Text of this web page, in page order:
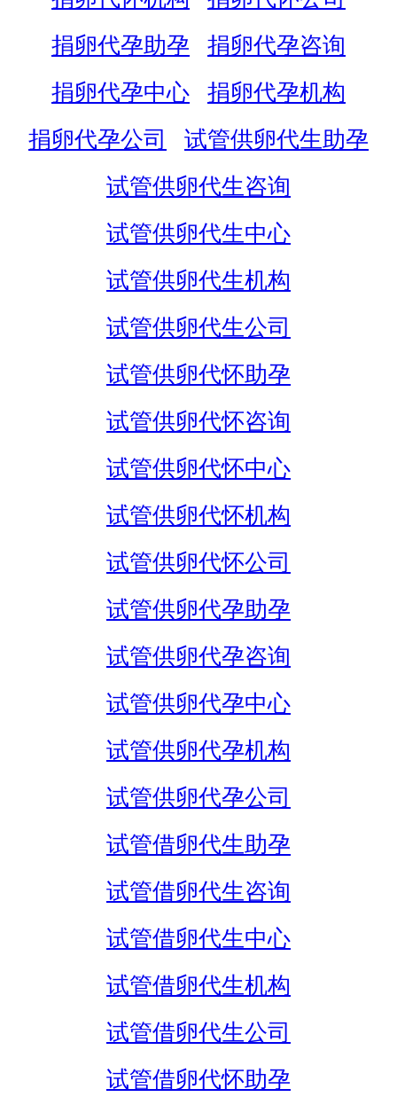
捐卵代孕助孕
捐卵代孕咨询
捐卵代孕中心
捐卵代孕机构
捐卵代孕公司
试管供卵代生助孕
试管供卵代生咨询
试管供卵代生中心
试管供卵代生机构
试管供卵代生公司
试管供卵代怀助孕
试管供卵代怀咨询
试管供卵代怀中心
试管供卵代怀机构
试管供卵代怀公司
试管供卵代孕助孕
试管供卵代孕咨询
试管供卵代孕中心
试管供卵代孕机构
试管供卵代孕公司
试管借卵代生助孕
试管借卵代生咨询
试管借卵代生中心
试管借卵代生机构
试管借卵代生公司
试管借卵代怀助孕